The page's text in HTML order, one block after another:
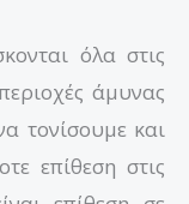
όλα στις
άμυνας
τονίσουμε και
επίθεση στις